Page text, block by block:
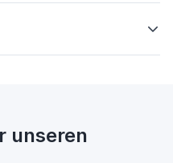
unseren